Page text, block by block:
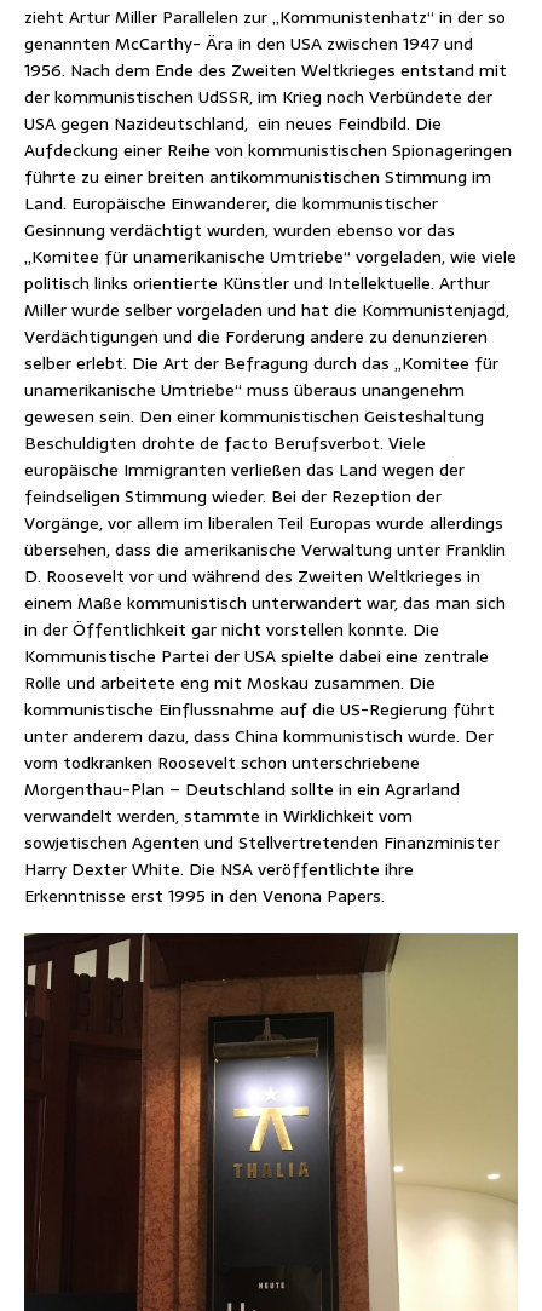
zieht Artur Miller Parallelen zur „Kommunistenhatz“ in der so
genannten McCarthy- Ära in den USA zwischen 1947 und
1956. Nach dem Ende des Zweiten Weltkrieges entstand mit
der kommunistischen UdSSR, im Krieg noch Verbündete der
USA gegen Nazideutschland, ein neues Feindbild. Die
Aufdeckung einer Reihe von kommunistischen Spionageringen
führte zu einer breiten antikommunistischen Stimmung im
Land. Europäische Einwanderer, die kommunistischer
Gesinnung verdächtigt wurden, wurden ebenso vor das
„Komitee für unamerikanische Umtriebe“ vorgeladen, wie viele
politisch links orientierte Künstler und Intellektuelle. Arthur
Miller wurde selber vorgeladen und hat die Kommunistenjagd,
Verdächtigungen und die Forderung andere zu denunzieren
selber erlebt. Die Art der Befragung durch das „Komitee für
unamerikanische Umtriebe“ muss überaus unangenehm
gewesen sein. Den einer kommunistischen Geisteshaltung
Beschuldigten drohte de facto Berufsverbot. Viele
europäische Immigranten verließen das Land wegen der
feindseligen Stimmung wieder. Bei der Rezeption der
Vorgänge, vor allem im liberalen Teil Europas wurde allerdings
übersehen, dass die amerikanische Verwaltung unter Franklin
D. Roosevelt vor und während des Zweiten Weltkrieges in
einem Maße kommunistisch unterwandert war, das man sich
in der Öffentlichkeit gar nicht vorstellen konnte. Die
Kommunistische Partei der USA spielte dabei eine zentrale
Rolle und arbeitete eng mit Moskau zusammen. Die
kommunistische Einflussnahme auf die US-Regierung führt
unter anderem dazu, dass China kommunistisch wurde. Der
vom todkranken Roosevelt schon unterschriebene
Morgenthau-Plan – Deutschland sollte in ein Agrarland
verwandelt werden, stammte in Wirklichkeit vom
sowjetischen Agenten und Stellvertretenden Finanzminister
Harry Dexter White. Die NSA veröffentlichte ihre
Erkenntnisse erst 1995 in den Venona Papers.